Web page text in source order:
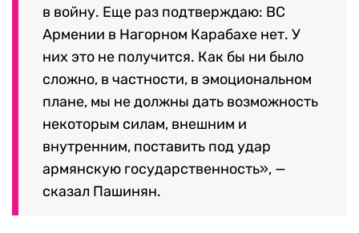
в войну. Еще раз подтверждаю: ВС
Армении в Нагорном Карабахе нет. У
них это не получится. Как бы ни было
сложно, в частности, в эмоциональном
плане, мы не должны дать возможность
некоторым силам, внешним и
внутренним, поставить под удар
армянскую государственность», —
сказал Пашинян.